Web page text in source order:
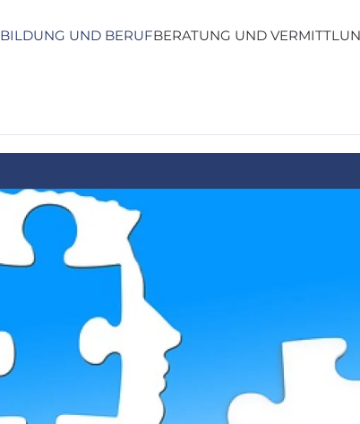
BILDUNG UND BERUFBERATUNG UND